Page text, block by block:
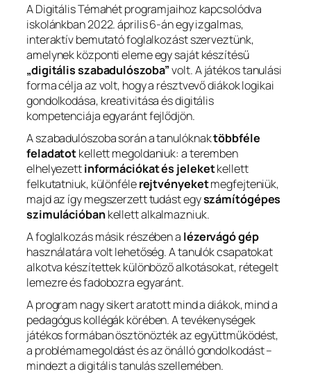
A Digitális Témahét programjaihoz kapcsolódva
iskolánkban 2022. április 6-án egy izgalmas,
interaktív bemutató foglalkozást szerveztünk,
amelynek központi eleme egy saját készítésű
„digitális szabadulószoba”volt. A játékos tanulási
forma célja az volt, hogy a résztvevő diákok logikai
gondolkodása, kreativitása és digitális
kompetenciája egyaránt fejlődjön.
A szabadulószoba során a tanulóknaktöbbféle
feladatotkellett megoldaniuk: a teremben
elhelyezettinformációkat és jeleketkellett
felkutatniuk, különfélerejtvényeketmegfejteniük,
majd az így megszerzett tudást egyszámítógépes
szimulációbankellett alkalmazniuk.
A foglalkozás másik részében a lézervágó gép
használatára volt lehetőség. A tanulók csapatokat
alkotva készítettek különböző alkotásokat, rétegelt
lemezre és fadobozra egyaránt.
A program nagy sikert aratott mind a diákok, mind a
pedagógus kollégák körében. A tevékenységek
játékos formában ösztönözték az együttműködést,
a problémamegoldást és az önálló gondolkodást –
mindezt a digitális tanulás szellemében.